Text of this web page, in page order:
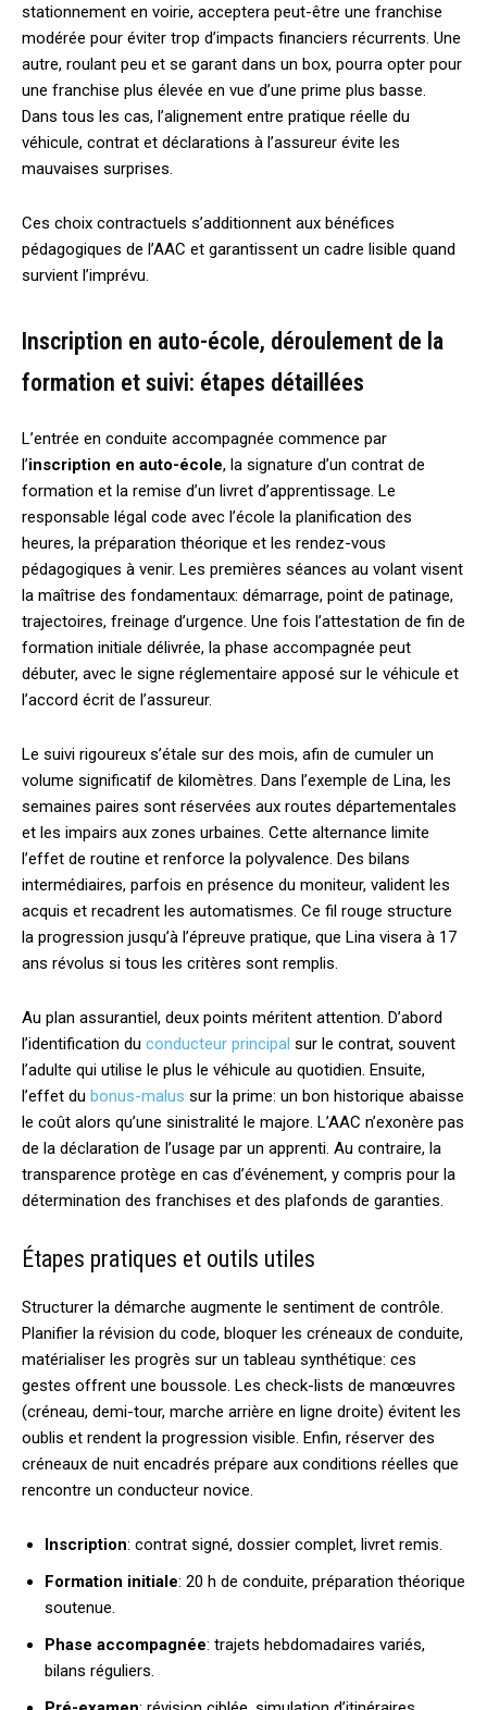
stationnement en voirie, acceptera peut-être une franchise
modérée pour éviter trop d’impacts financiers récurrents. Une
autre, roulant peu et se garant dans un box, pourra opter pour
une franchise plus élevée en vue d’une prime plus basse.
Dans tous les cas, l’alignement entre pratique réelle du
véhicule, contrat et déclarations à l’assureur évite les
mauvaises surprises.
Ces choix contractuels s’additionnent aux bénéfices
pédagogiques de l’AAC et garantissent un cadre lisible quand
survient l’imprévu.
Inscription en auto-école, déroulement de la
formation et suivi: étapes détaillées
L’entrée en conduite accompagnée commence par
l’inscription en auto-école, la signature d’un contrat de
formation et la remise d’un livret d’apprentissage. Le
responsable légal code avec l’école la planification des
heures, la préparation théorique et les rendez-vous
pédagogiques à venir. Les premières séances au volant visent
la maîtrise des fondamentaux: démarrage, point de patinage,
trajectoires, freinage d’urgence. Une fois l’attestation de fin de
formation initiale délivrée, la phase accompagnée peut
débuter, avec le signe réglementaire apposé sur le véhicule et
l’accord écrit de l’assureur.
Le suivi rigoureux s’étale sur des mois, afin de cumuler un
volume significatif de kilomètres. Dans l’exemple de Lina, les
semaines paires sont réservées aux routes départementales
et les impairs aux zones urbaines. Cette alternance limite
l’effet de routine et renforce la polyvalence. Des bilans
intermédiaires, parfois en présence du moniteur, valident les
acquis et recadrent les automatismes. Ce fil rouge structure
la progression jusqu’à l’épreuve pratique, que Lina visera à 17
ans révolus si tous les critères sont remplis.
Au plan assurantiel, deux points méritent attention. D’abord
l’identification du conducteur principal sur le contrat, souvent
l’adulte qui utilise le plus le véhicule au quotidien. Ensuite,
l’effet du bonus-malus sur la prime: un bon historique abaisse
le coût alors qu’une sinistralité le majore. L’AAC n’exonère pas
de la déclaration de l’usage par un apprenti. Au contraire, la
transparence protège en cas d’événement, y compris pour la
détermination des franchises et des plafonds de garanties.
Étapes pratiques et outils utiles
Structurer la démarche augmente le sentiment de contrôle.
Planifier la révision du code, bloquer les créneaux de conduite,
matérialiser les progrès sur un tableau synthétique: ces
gestes offrent une boussole. Les check-lists de manœuvres
(créneau, demi-tour, marche arrière en ligne droite) évitent les
oublis et rendent la progression visible. Enfin, réserver des
créneaux de nuit encadrés prépare aux conditions réelles que
rencontre un conducteur novice.
Inscription: contrat signé, dossier complet, livret remis.
Formation initiale: 20 h de conduite, préparation théorique
soutenue.
Phase accompagnée: trajets hebdomadaires variés,
bilans réguliers.